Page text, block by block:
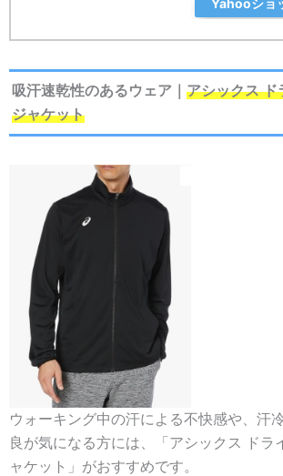
Yahooショ
吸汗速乾性のあるウェア｜アシックス ド
ジャケット
ウォーキング中の汗による不快感や、汗
良が気になる方には、「アシックス ドラ
ャケット」がおすすめです。